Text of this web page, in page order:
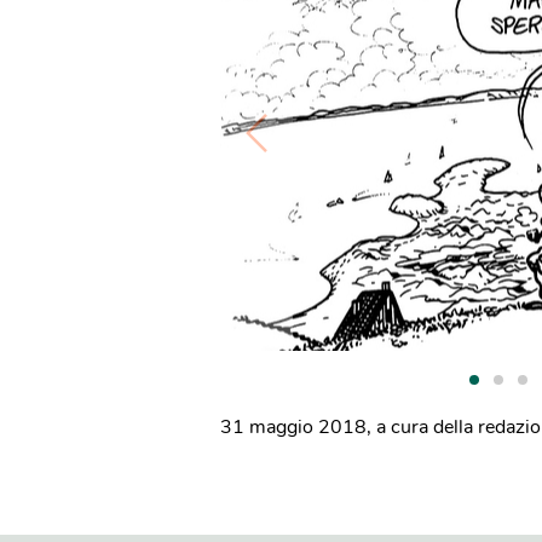
31 maggio 2018, a cura della